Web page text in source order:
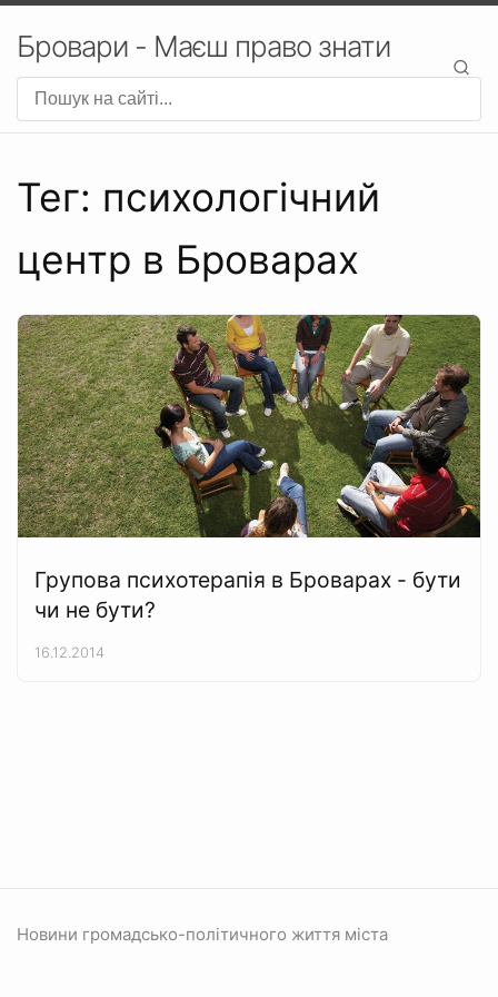
Бровари - Маєш право знати
Тег: психологічний
центр в Броварах
Групова психотерапія в Броварах - бути
чи не бути?
16.12.2014
Новини громадсько-політичного життя міста